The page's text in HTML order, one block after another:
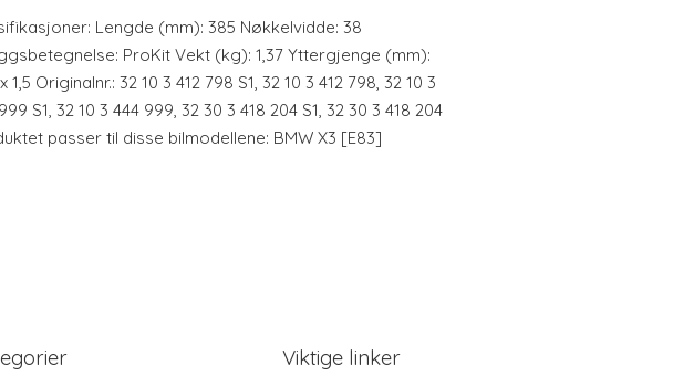
Lengde (mm): 385 Nøkkelvidde: 38
ProKit Vekt (kg): 1,37 Yttergjenge (mm):
1,5 Originalnr.: 32 10 3 412 798 S1, 32 10 3 412 798, 32 10 3
S1, 32 10 3 444 999, 32 30 3 418 204 S1, 32 30 3 418 204
passer til disse bilmodellene: BMW X3 [E83]
Viktige linker